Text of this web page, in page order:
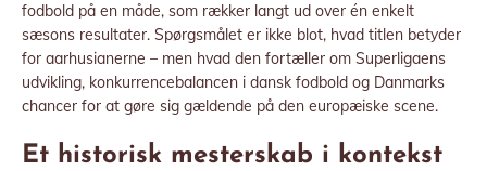
fodbold på en måde, som rækker langt ud over én enkelt
sæsons resultater. Spørgsmålet er ikke blot, hvad titlen betyder
for aarhusianerne – men hvad den fortæller om Superligaens
udvikling, konkurrencebalancen i dansk fodbold og Danmarks
chancer for at gøre sig gældende på den europæiske scene.
Et historisk mesterskab i kontekst